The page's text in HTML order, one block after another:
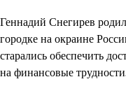
Геннадий Снегирев
городке на окраине
старались обеспечить
на финансовые трудности.